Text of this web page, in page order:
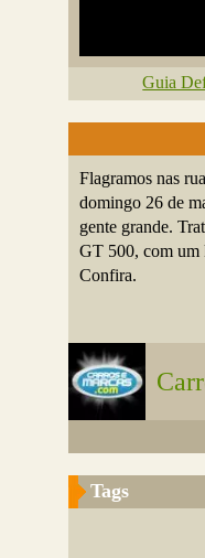
Guia
Flagramos nas
domingo 26 de
gente grande.
GT 500, com um
Confira.
Tags